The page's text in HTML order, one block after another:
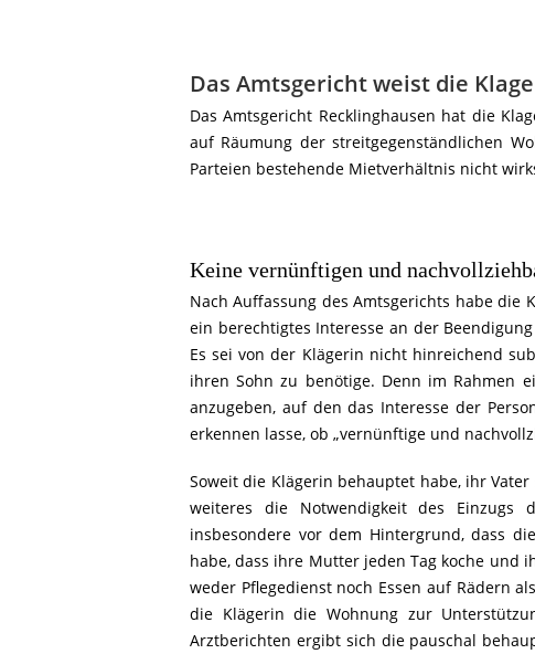
Das Amtsgericht weist die
Das Amtsgericht Recklinghausen hat die
auf Räumung der streitgegenständlichen
Parteien bestehende Mietverhältnis nicht
Keine vernünftigen und
Nach Auffassung des Amtsgerichts habe die
ein berechtigtes Interesse an der
Es sei von der Klägerin nicht hinreichend
ihren Sohn zu benötige. Denn im Rahmen
anzugeben, auf den das Interesse der
erkennen lasse, ob „vernünftige und
Soweit die Klägerin behauptet habe, ihr
weiteres die Notwendigkeit des Einzugs
insbesondere vor dem Hintergrund, dass
habe, dass ihre Mutter jeden Tag koche und
weder Pflegedienst noch Essen auf Rädern
die Klägerin die Wohnung zur
Arztberichten ergibt sich die pauschal